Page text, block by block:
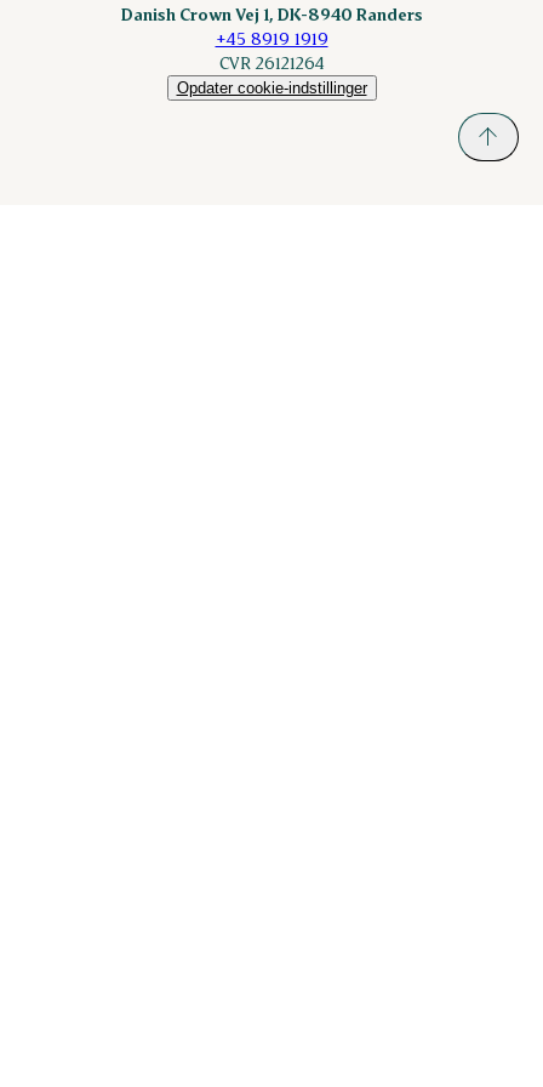
Danish Crown Vej 1, DK-8940 Randers
+45 8919 1919
CVR 26121264
Opdater cookie-indstillinger